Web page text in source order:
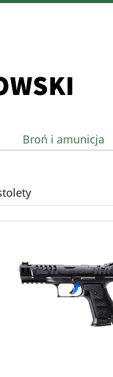
Broń i amunicja